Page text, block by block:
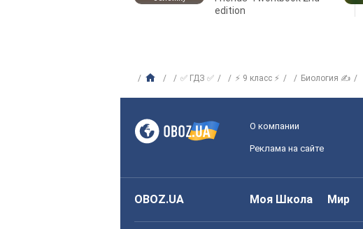
edition
✅ ГДЗ ✅ ⚡ 9 класс ⚡ Биология ✍
О компании
Реклама на сайте
OBOZ.UA Моя Школа Мир